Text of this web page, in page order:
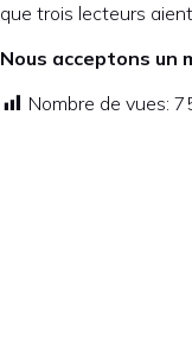
que trois lecteurs
Nous acceptons un
Nombre de vues: